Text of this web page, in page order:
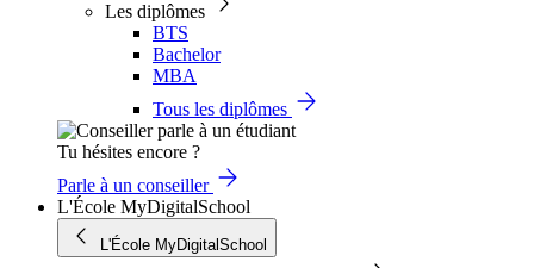
Les diplômes
BTS
Bachelor
MBA
Tous les diplômes
Tu hésites encore ?
Parle à un conseiller
L'École MyDigitalSchool
L'École MyDigitalSchool